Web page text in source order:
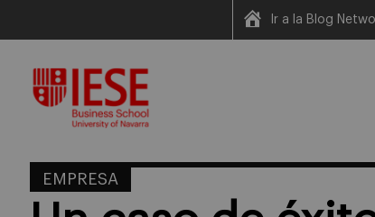
content
Ir a la Blog
EMPRESA